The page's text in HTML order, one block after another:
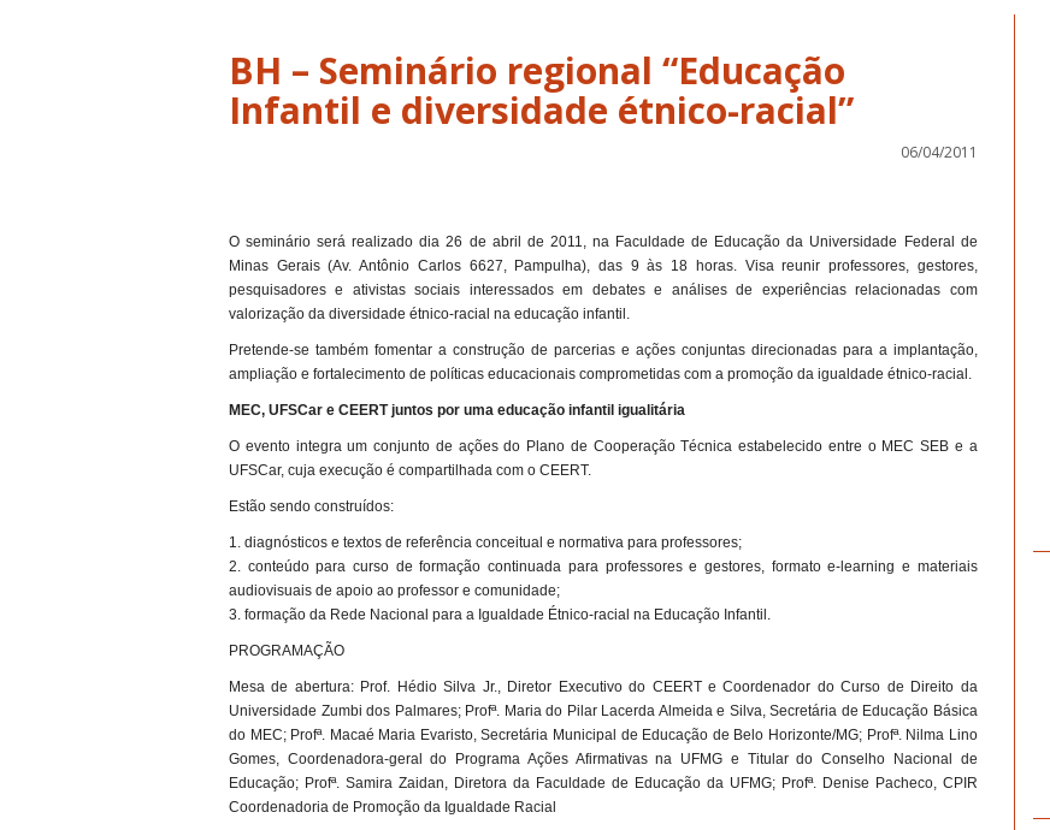
BH – Seminário regional “Educação
Infantil e diversidade étnico-racial”
06/04/2011
O seminário será realizado dia 26 de abril de 2011, na Faculdade de Educação da Universidade Federal de
Minas Gerais (Av. Antônio Carlos 6627, Pampulha), das 9 às 18 horas. Visa reunir professores, gestores,
pesquisadores e ativistas sociais interessados em debates e análises de experiências relacionadas com
valorização da diversidade étnico-racial na educação infantil.
Pretende-se também fomentar a construção de parcerias e ações conjuntas direcionadas para a implantação,
ampliação e fortalecimento de políticas educacionais comprometidas com a promoção da igualdade étnico-racial.
MEC, UFSCar e CEERT juntos por uma educação infantil igualitária
O evento integra um conjunto de ações do Plano de Cooperação Técnica estabelecido entre o MEC SEB e a
UFSCar, cuja execução é compartilhada com o CEERT.
Estão sendo construídos:
1. diagnósticos e textos de referência conceitual e normativa para professores;
2. conteúdo para curso de formação continuada para professores e gestores, formato e-learning e materiais
audiovisuais de apoio ao professor e comunidade;
3. formação da Rede Nacional para a Igualdade Étnico-racial na Educação Infantil.
PROGRAMAÇÃO
Mesa de abertura: Prof. Hédio Silva Jr., Diretor Executivo do CEERT e Coordenador do Curso de Direito da
Universidade Zumbi dos Palmares; Profª. Maria do Pilar Lacerda Almeida e Silva, Secretária de Educação Básica
do MEC; Profª. Macaé Maria Evaristo, Secretária Municipal de Educação de Belo Horizonte/MG; Profª. Nilma Lino
Gomes, Coordenadora-geral do Programa Ações Afirmativas na UFMG e Titular do Conselho Nacional de
Educação; Profª. Samira Zaidan, Diretora da Faculdade de Educação da UFMG; Profª. Denise Pacheco, CPIR
Coordenadoria de Promoção da Igualdade Racial